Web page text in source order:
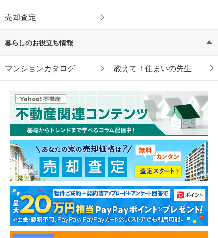
売却査定
暮らしのお役立ち情報
マンションカタログ 教えて！住まいの先生